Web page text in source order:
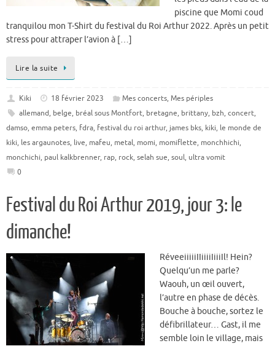
piscine que Momi coud
tranquilou mon T-Shirt du festival du Roi Arthur 2022. Après un petit
stress pour attraper l’avion à […]
Lire la suite
Kiki 18 février 2023 Mes concerts, Mes périples
allemand, belge, bréal sous Montfort, bretagne, brittany, bzh, concert,
damso, emma peters, fdra, festival du roi arthur, james bks, kiki, le monde de
kiki, les argaunotes, live, mafeu, metal, momi, momiflette, monchhichi,
monchichi, paul kalkbrenner, rap, rock, selah sue, soul, ultra vomit
0
Festival du Roi Arthur 2019, jour 3: le
dimanche!
RéveeiiiiiIIiiiiIiiiIl! Hein?
Quelqu’un me parle?
Waouh, un œil ouvert,
l’autre en phase de décès.
Bouche à bouche, sortez le
défibrillateur… Gast, il me
semble loin le village, mais